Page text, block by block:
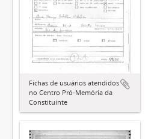
Fichas de usuários atendidos
no Centro Pró-Memória da
Constituinte